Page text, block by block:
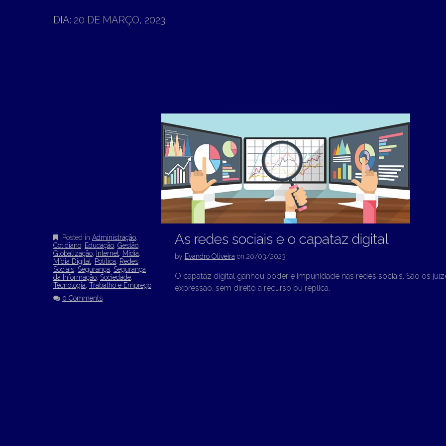
DIA: 20 DE MARÇO, 2023
Posted in Administração
Cotidiano Educação Gestão
Globalização
Internet Mídia
Mídia Digital
Política
Redes
Sociais Segurança Segurança
da Informação Sociedade
Tecnologia Trabalho e Emprego
0 Comments
As redes sociais e o capataz digital
by Evandro Oliveira on 20/03/2023
O capataz digital ganhou poder e impunidade nas redes sociais. São os
expressão, sem direito a recurso ou réplica.